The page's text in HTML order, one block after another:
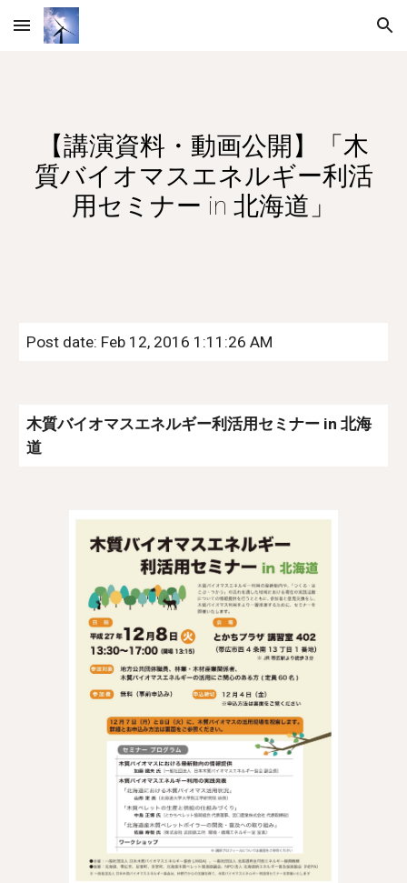
Skip to main content Skip to navigation
【講演資料・動画公開】「木
質バイオマスエネルギー利活
用セミナー in 北海道」
Post date: Feb 12, 2016 1:11:26 AM
木質バイオマスエネルギー利活用セミナー in 北海
道